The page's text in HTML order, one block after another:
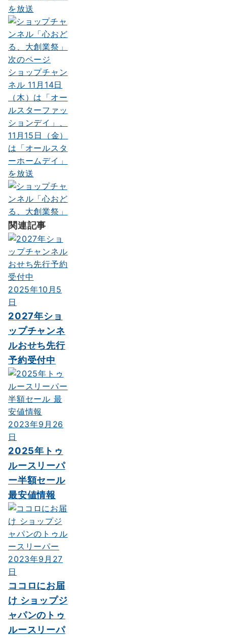
ョ
ン
を放送
次のページ
ショップチャン
ネル 11月14日
（木）は「オー
ルスターファッ
ションデイ」、
11月15日（金）
は「オールスタ
ーホームデイ」
を放送
関連記事
2025年10月5
日
2027年ショ
ップチャンネ
ルおせち先行
予約受付中
2023年9月26
日
2025年トゥ
ルースリーパ
ー半額セール
最安値情報
2023年9月27
日
ココロにお届
け ショップジ
ャパンのトゥ
ルースリーパ